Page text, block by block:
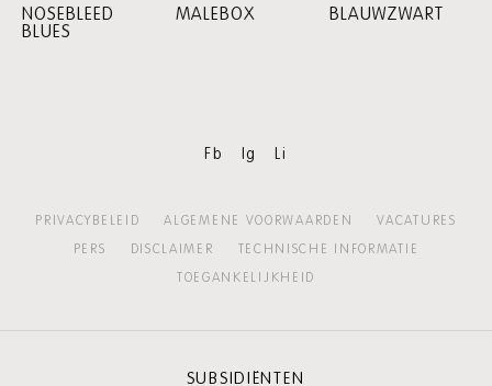
NOSEBLEED
BLUES
MALEBOX BLAUWZWART
Fb Ig Li
PRIVACYBELEID ALGEMENE VOORWAARDEN
VACATURES
PERS
DISCLAIMER
TECHNISCHE INFORMATIE
TOEGANKELIJKHEID
SUBSIDIËNTEN